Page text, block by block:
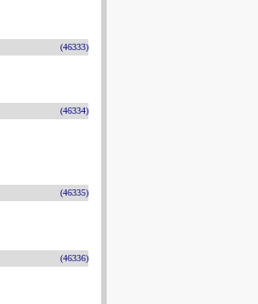
(46333)
(46334)
(46335)
(46336)